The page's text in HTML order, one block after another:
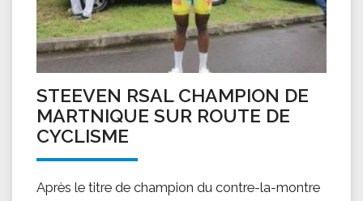
STEEVEN RSAL CHAMPION DE
MARTNIQUE SUR ROUTE DE
CYCLISME
Après le titre de champion du contre-la-montre